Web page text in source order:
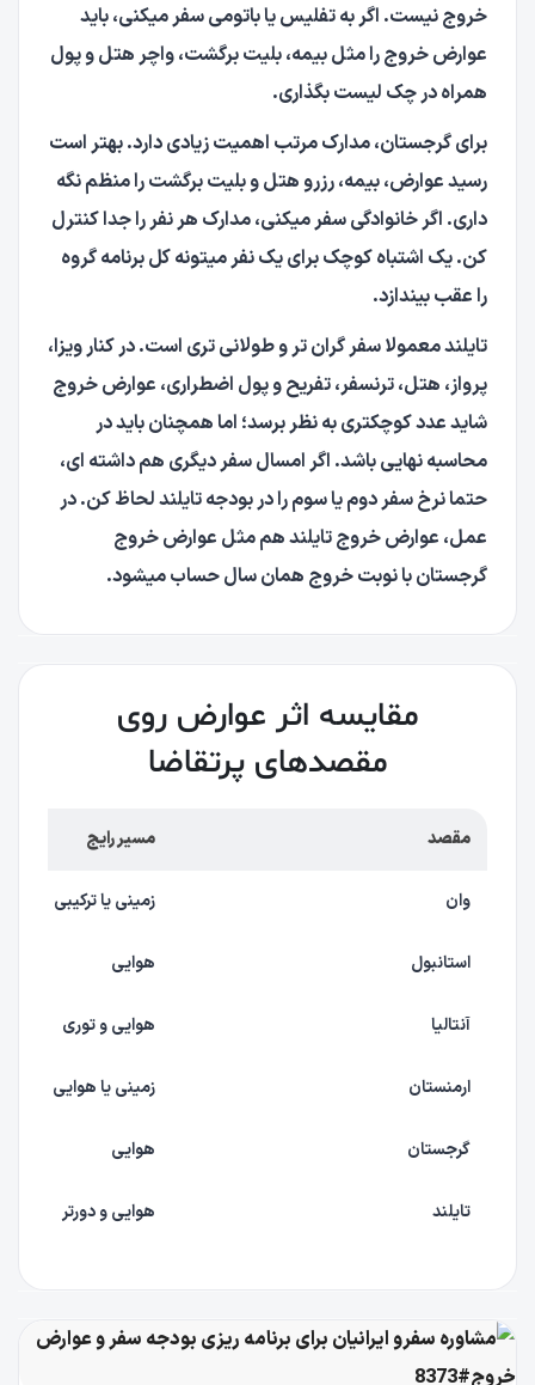
خروج نیست. اگر به تفلیس یا باتومی سفر میکنی، باید
عوارض خروج را مثل بیمه، بلیت برگشت، واچر هتل و پول
همراه در چک لیست بگذاری.
برای گرجستان، مدارک مرتب اهمیت زیادی دارد. بهتر است
رسید عوارض، بیمه، رزرو هتل و بلیت برگشت را منظم نگه
داری. اگر خانوادگی سفر میکنی، مدارک هر نفر را جدا کنترل
کن. یک اشتباه کوچک برای یک نفر میتونه کل برنامه گروه
را عقب بیندازد.
تایلند معمولا سفر گران تر و طولانی تری است. در کنار ویزا،
پرواز، هتل، ترنسفر، تفریح و پول اضطراری، عوارض خروج
شاید عدد کوچکتری به نظر برسد؛ اما همچنان باید در
محاسبه نهایی باشد. اگر امسال سفر دیگری هم داشته ای،
حتما نرخ سفر دوم یا سوم را در بودجه تایلند لحاظ کن. در
عمل، عوارض خروج تایلند هم مثل عوارض خروج
گرجستان با نوبت خروج همان سال حساب میشود.
مقایسه اثر عوارض روی
مقصدهای پرتقاضا
مقصد مسیر رایج
وان زمینی یا ترکیبی
استانبول هوایی
آنتالیا هوایی و توری
ارمنستان زمینی یا هوایی
گرجستان هوایی
تایلند هوایی و دورتر